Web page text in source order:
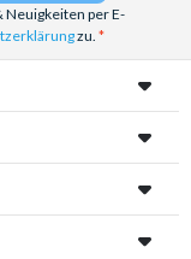
Neuigkeiten per E-
zu.